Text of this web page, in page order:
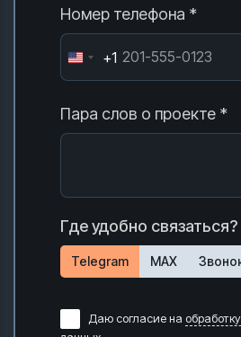
Номер телефона *
+1
Пара слов о проекте *
Где удобно связаться?
Telegram MAX
Даю согласие на